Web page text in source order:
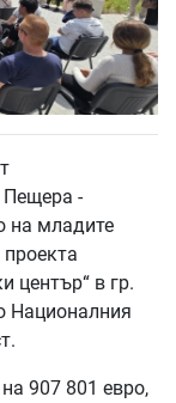
Пещера -
на младите
център“ в гр.
Националния
907 801 евро,